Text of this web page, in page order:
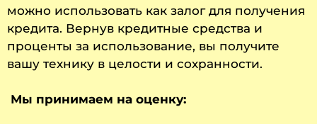
можно использовать как залог для получения
кредита. Вернув кредитные средства и
проценты за использование, вы получите
вашу технику в целости и сохранности.
Мы принимаем на оценку: